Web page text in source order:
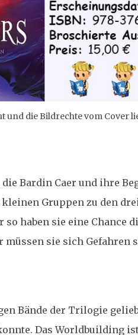
und die Bildrechte vom Cover
die Bardin Caer und ihre
Gruppen zu den
so haben sie eine Chance
müssen sie sich
Bände der Trilogie
Das Worldbuilding